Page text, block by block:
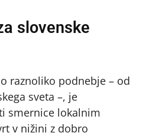
slovenske
raznoliko podnebje – od
sveta –, je
smernice lokalnim
v nižini z dobro